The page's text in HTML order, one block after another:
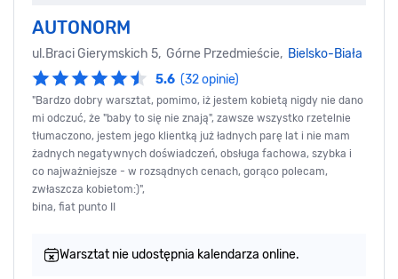
AUTONORM
ul.Braci Gierymskich 5, Górne Przedmieście, Bielsko-Biała
5.6 (32 opinie)
"Bardzo dobry warsztat, pomimo, iż jestem kobietą nigdy nie dano
mi odczuć, że "baby to się nie znają", zawsze wszystko rzetelnie
tłumaczono, jestem jego klientką już ładnych parę lat i nie mam
żadnych negatywnych doświadczeń, obsługa fachowa, szybka i
co najważniejsze - w rozsądnych cenach, gorąco polecam,
zwłaszcza kobietom:)",
bina, fiat punto II
Warsztat nie udostępnia kalendarza online.